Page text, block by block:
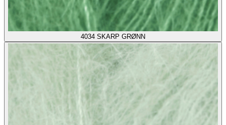
4034 SKARP GRØNN